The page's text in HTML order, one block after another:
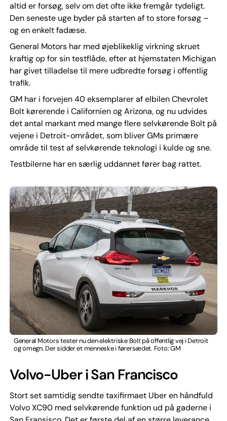
altid er forsøg, selv om det ofte ikke fremgår tydeligt.
Den seneste uge byder på starten af to store forsøg –
og en enkelt fadæse.
General Motors har med øjeblikeklig virkning skruet
kraftig op for sin testflåde, efter at hjemstaten Michigan
har givet tilladelse til mere udbredte forsøg i offentlig
trafik.
GM har i forvejen 40 eksemplarer af elbilen Chevrolet
Bolt kørerende i Californien og Arizona, og nu udvides
det antal markant med mange flere selvkørende Bolt på
vejene i Detroit-området, som bliver GMs primære
område til test af selvkørende teknologi i kulde og sne.
Testbilerne har en særlig uddannet fører bag rattet.
General Motors tester nu den elektriske Bolt på offentlig vej i Detroit
og omegn. Der sidder et menneske i førersædet. Foto: GM
Volvo-Uber i San Francisco
Stort set samtidig sendte taxifirmaet Uber en håndfuld
Volvo XC90 med selvkørende funktion ud på gaderne i